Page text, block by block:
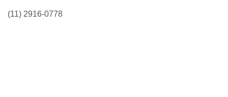
(11) 2916-0778